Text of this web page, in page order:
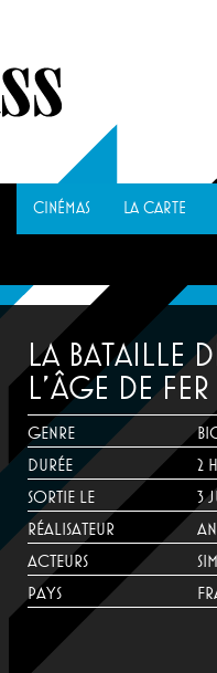
CINÉMAS LA CARTE
LA BATAILLE
L'ÂGE DE FER
GENRE
DURÉE
2
SORTIE LE
3
RÉALISATEUR
ACTEURS
PAYS